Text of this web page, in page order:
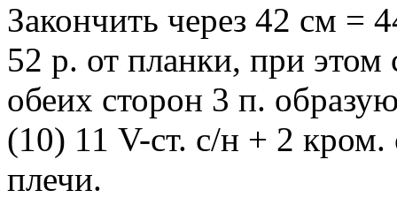
Закончить через 42 см =
52 р. от планки, при этом
обеих сторон 3 п.
(10) 11 V-ст. с/н + 2
плечи.